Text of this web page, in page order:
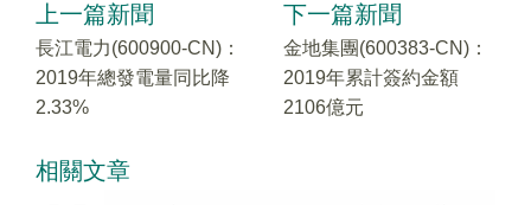
上一篇新聞
長江電力(600900-CN)：
2019年總發電量同比降
2.33%
下一篇新聞
金地集團(600383-CN)：
2019年累計簽約金額
2106億元
相關文章